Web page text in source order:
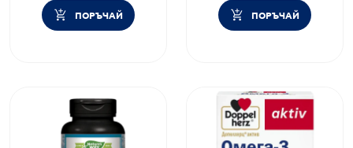
ПОРЪЧАЙ ПОРЪЧАЙ